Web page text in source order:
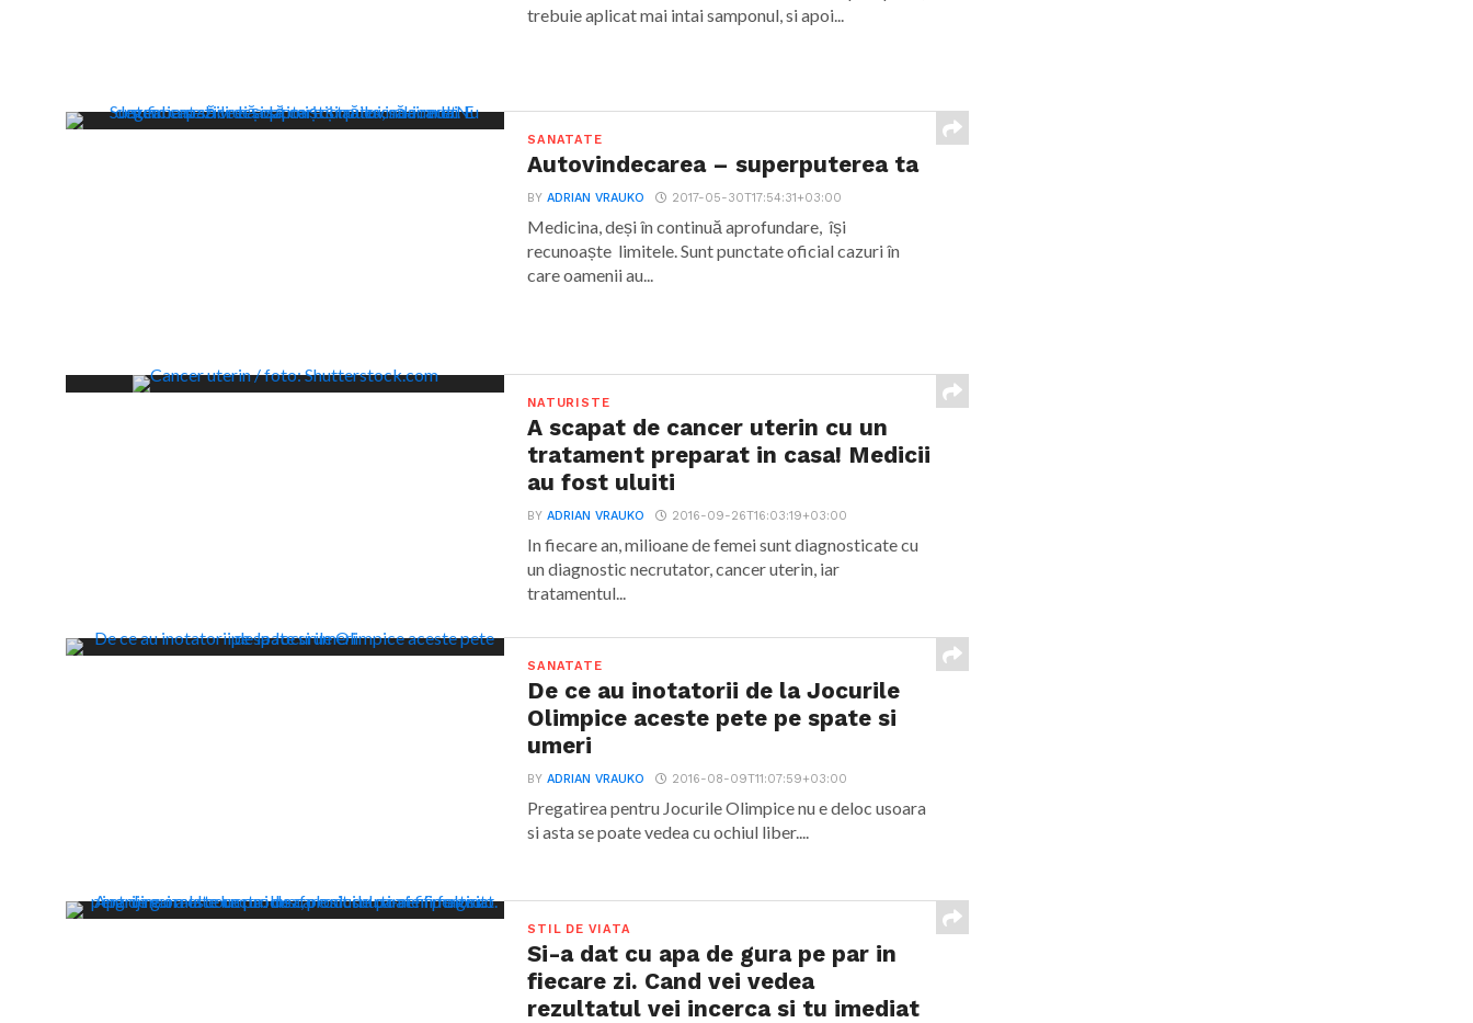
trebuie aplicat mai intai samponul, si apoi...
SANATATE
Autovindecarea – superputerea ta
BYADRIAN VRAUKO 2017-05-30T17:54:31+03:00
Medicina, deși în continuă aprofundare, își
recunoaște limitele. Sunt punctate oficial cazuri în
care oamenii au...
NATURISTE
A scapat de cancer uterin cu un
tratament preparat in casa! Medicii
au fost uluiti
BYADRIAN VRAUKO 2016-09-26T16:03:19+03:00
In fiecare an, milioane de femei sunt diagnosticate cu
un diagnostic necrutator, cancer uterin, iar
tratamentul...
SANATATE
De ce au inotatorii de la Jocurile
Olimpice aceste pete pe spate si
umeri
BYADRIAN VRAUKO 2016-08-09T11:07:59+03:00
Pregatirea pentru Jocurile Olimpice nu e deloc usoara
si asta se poate vedea cu ochiul liber....
STIL DE VIATA
Si-a dat cu apa de gura pe par in
fiecare zi. Cand vei vedea
rezultatul vei incerca si tu imediat